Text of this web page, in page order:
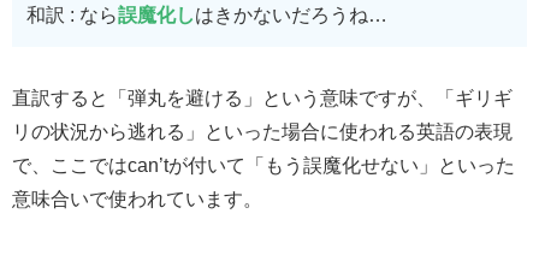
和訳 : なら誤魔化しはきかないだろうね…
直訳すると「弾丸を避ける」という意味ですが、「ギリギ
リの状況から逃れる」といった場合に使われる英語の表現
で、ここではcan’tが付いて「もう誤魔化せない」といった
意味合いで使われています。